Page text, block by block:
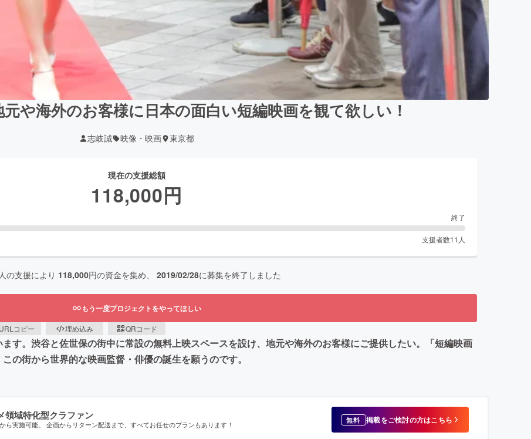
や海外のお客様に日本の面白い短編映画を観て欲しい！
志岐誠 映像・映画 東京都
現在の支援総額
118,000円
終了
支援者数11 人
人の支援により 118,000円の資金を集め、 2019/02/28に募集を終了しました
もう一度プロジェクトをやってほしい
URLコピー 埋め込み QRコード
す。渋谷と佐世保の街中に常設の無料上映スペースを設け、地元や海外のお客様にご提供したい。「短編映画
の街から世界的な映画監督・俳優の誕生を願うのです。
領域特化型クラファン
ら実施可能。 企画からリターン配送まで、すべてお任せのプランもあります！ 無料 掲載をご検討の方はこちら